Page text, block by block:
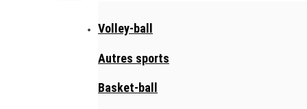
Volley-ball
Autres sports
Basket-ball